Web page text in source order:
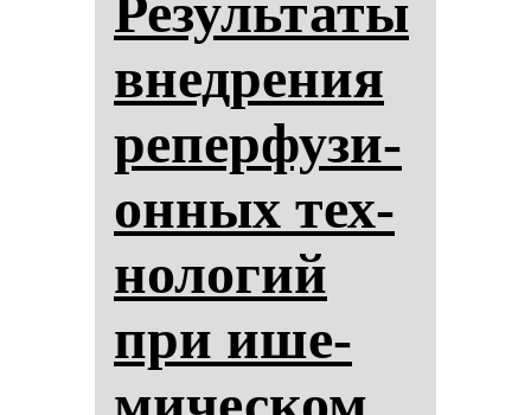
внед­ре­ния
ре­пер­фу­зи­
он­ных тех­
но­ло­гий
при ише­